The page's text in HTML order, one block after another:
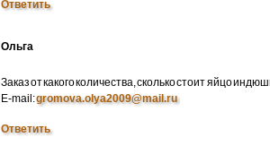
Ответить
Ольга
Заказ от какого количества, сколько стоит яйцо
E-mail:gromova.olya2009@mail.ru
Ответить